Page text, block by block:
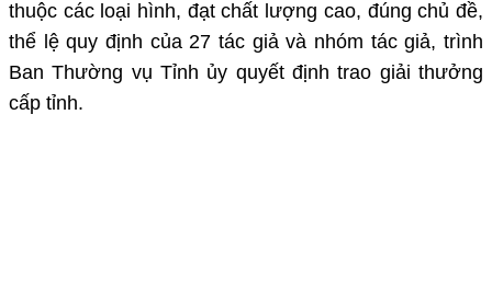
thuộc các loại hình, đạt chất lượng cao, đúng chủ đề,
thể lệ quy định của 27 tác giả và nhóm tác giả, trình
Ban Thường vụ Tỉnh ủy quyết định trao giải thưởng
cấp tỉnh.